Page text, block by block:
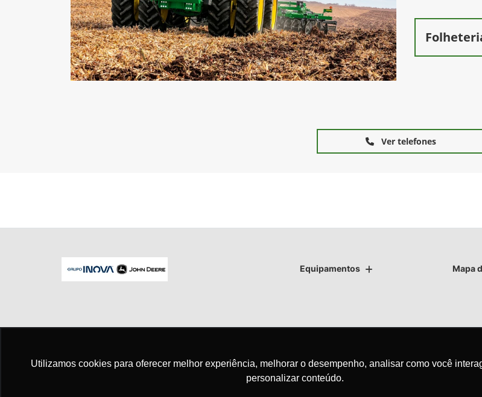
Utilizamos cookies para oferecer melhor experiência, melhorar o desempenho, analisar como você
personalizar conteúdo.
Ver telefones
Equipamentos Mapa
Para otimizar sua experiência durante a navegação, fazemos uso de nossa política de cookies e para